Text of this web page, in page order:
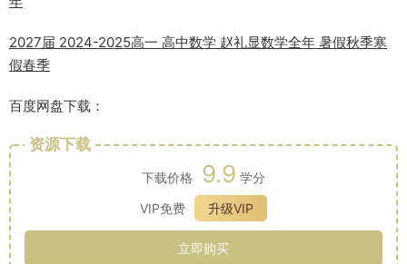
2027届 2024-2025高一 高中数学 赵礼显数学全年 暑假秋季寒
假春季
百度网盘下载：
资源下载
下载价格 9.9 学分
VIP免费
升级VIP
立即购买